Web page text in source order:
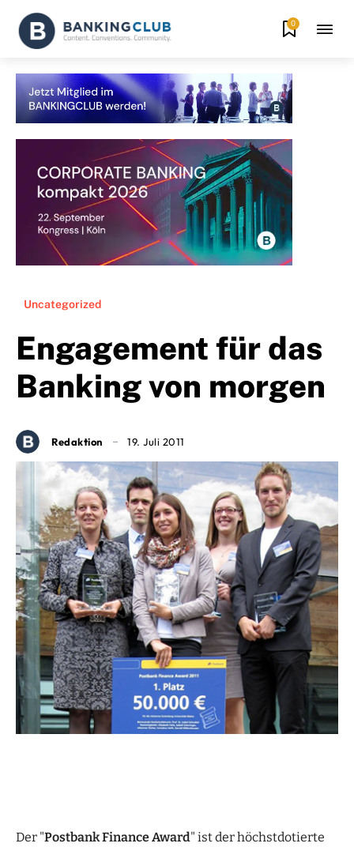
0
Uncategorized
Engagement für das
Banking von morgen
Redaktion 19. Juli 2011
Der "Postbank Finance Award" ist der höchstdotierte